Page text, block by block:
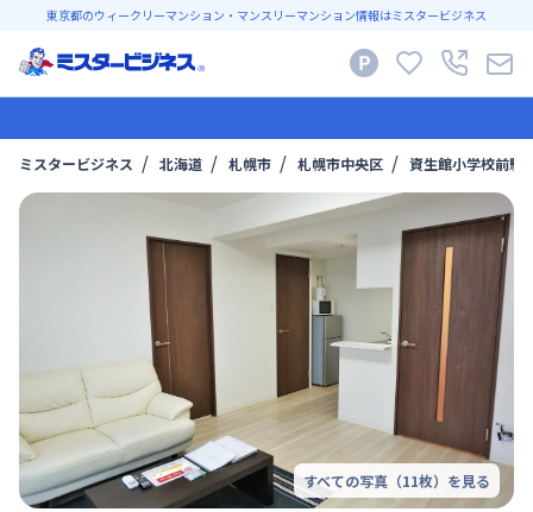
東京都のウィークリーマンション・マンスリーマンション情報はミスタービジネス
ミスタービジネス 北海道 札幌市 札幌市中央区 資生館小学校前駅
すべての写真（11枚）を見る